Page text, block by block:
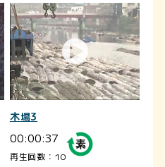
木場3
00:00:37
再生回数：10